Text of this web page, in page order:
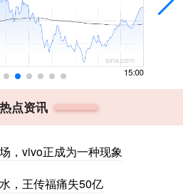
热点资讯
，vivo正成为一种现象
，王传福痛失50亿